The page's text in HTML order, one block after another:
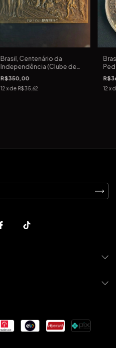
Brasil, Centenário da
Independência (Clube de
Engenharia do RJ) - 1922
R$350,00
12 x de R$35,62 12 x